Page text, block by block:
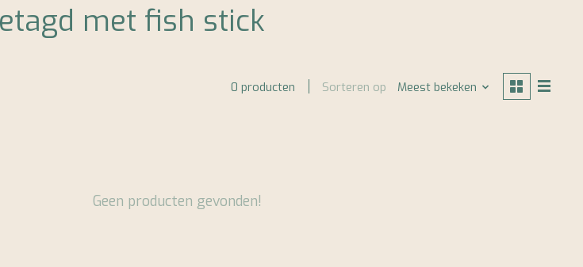
met fish stick
0 producten Sorteren op Meest bekeken
Geen producten gevonden!